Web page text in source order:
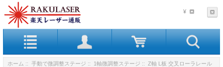
¥
ホーム :: 手動で微調整ステージ :: 1軸微調整ステージ :: Z軸 L板 交叉ローラレール